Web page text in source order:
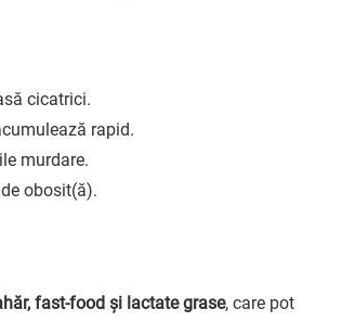
cicatrici.
rapid.
murdare.
obosit(ă).
fast-food și lactate grase, care pot